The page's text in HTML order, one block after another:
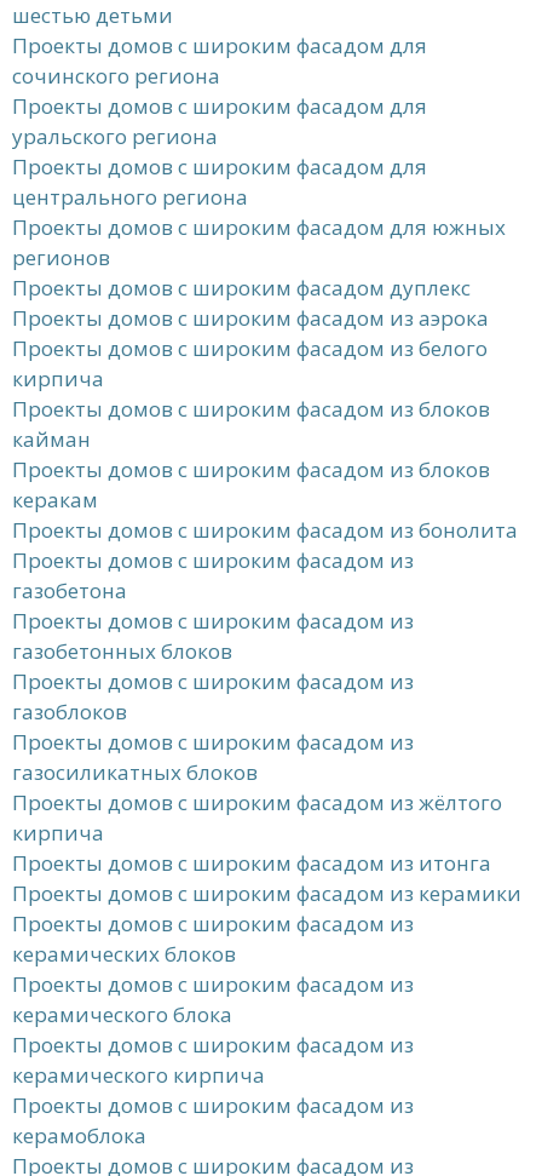
шестью детьми
Проекты домов с широким фасадом для
сочинского региона
Проекты домов с широким фасадом для
уральского региона
Проекты домов с широким фасадом для
центрального региона
Проекты домов с широким фасадом для южных
регионов
Проекты домов с широким фасадом дуплекс
Проекты домов с широким фасадом из аэрока
Проекты домов с широким фасадом из белого
кирпича
Проекты домов с широким фасадом из блоков
кайман
Проекты домов с широким фасадом из блоков
керакам
Проекты домов с широким фасадом из бонолита
Проекты домов с широким фасадом из
газобетона
Проекты домов с широким фасадом из
газобетонных блоков
Проекты домов с широким фасадом из
газоблоков
Проекты домов с широким фасадом из
газосиликатных блоков
Проекты домов с широким фасадом из жёлтого
кирпича
Проекты домов с широким фасадом из итонга
Проекты домов с широким фасадом из керамики
Проекты домов с широким фасадом из
керамических блоков
Проекты домов с широким фасадом из
керамического блока
Проекты домов с широким фасадом из
керамического кирпича
Проекты домов с широким фасадом из
керамоблока
Проекты домов с широким фасадом из